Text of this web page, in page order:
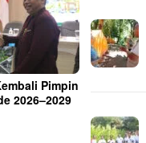
Pimpin
2026–2029